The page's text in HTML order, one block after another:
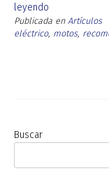
leyendo
Publicada en Artículos
eléctrico, motos,
Buscar